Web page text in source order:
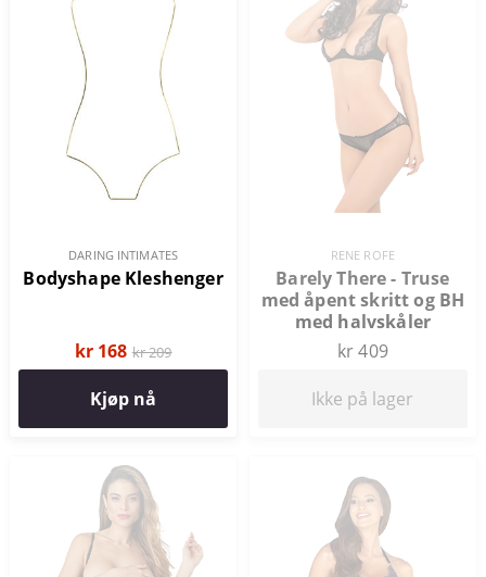
DARING INTIMATES
Bodyshape Kleshenger
kr 168 kr 209
Kjøp nå
RENE ROFE
Barely There - Truse
med åpent skritt og BH
med halvskåler
kr 409
Ikke på lager